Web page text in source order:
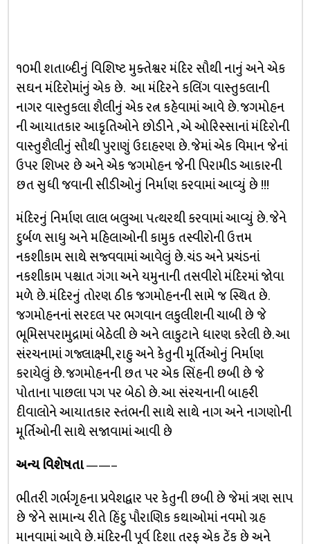
૧૦મી શતાબ્દીનું વિશિષ્ટ મુક્તેશ્વર મંદિર સૌથી નાનું અને એક
સઘન મંદિરોમાંનું એક છે. આ મંદિરને કલિંગ વાસ્તુકલાની
નાગર વાસ્તુકલા શૈલીનું એક રત્ન કહેવામાં આવે છે. જગમોહન
ની આયાતકાર આકૃતિઓને છોડીને , એ ઓરિસ્સાનાં મંદિરોની
વાસ્તુશૈલીનું સૌથી પુરાણું ઉદાહરણ છે. જેમાં એક વિમાન જેનાં
ઉપર શિખર છે અને એક જગમોહન જેની પિરામીડ આકારની
છત સુધી જવાની સીડીઓનું નિર્માણ કરવામાં આવ્યું છે !!!
મંદિરનું નિર્માણ લાલ બલુઆ પત્થરથી કરવામાં આવ્યું છે. જેને
દુર્બળ સાધુ અને મહિલાઓની કામુક તસ્વીરોની ઉત્તમ
નકશીકામ સાથે સજ્વવામાં આવેલું છે. ચંડ અને પ્રચંડનાં
નકશીકામ પશ્ચાત ગંગા અને યમુનાની તસવીરો મંદિરમાં જોવા
મળે છે. મંદિરનું તોરણ ઠીક જગમોહનની સામે જ સ્થિત છે.
જગમોહનનાં સરદલ પર ભગવાન લકુલીશની ચાબી છે જે
ભૂમિસપરામુદ્રામાં બેઠેલી છે અને લાકુટાને ધારણ કરેલી છે. આ
સંરચનામાં ગજ્લાક્ષ્મી, રાહુ અને કેતુની મૂર્તિઓનું નિર્માણ
કરાયેલું છે. જગમોહનની છત પર એક સિંહની છબી છે જે
પોતાના પાછલા પગ પર બેઠો છે. આ સંરચનાની બાહરી
દીવાલોને આયાતકાર સ્તંભની સાથે સાથે નાગ અને નાગણોની
મૂર્તિઓની સાથે સજાવામાં આવી છે
અન્ય વિશેષતા——–
ભીતરી ગર્ભગૃહના પ્રવેશદ્વાર પર કેતુની છબી છે જેમાં ત્રણ સાપ
છે જેને સામાન્ય રીતે હિંદુ પૌરાણિક કથાઓમાં નવમો ગ્રહ
માનવામાં આવે છે. મંદિરની પૂર્વ દિશા તરફ એક ટેંક છે અને